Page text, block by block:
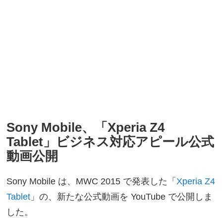
Sony Mobile、「Xperia Z4
Tablet」ビジネス対応アピール公式
動画公開
Sony Mobile は、MWC 2015 で発表した「Xperia Z4
Tablet 」の、新たな公式動画を YouTube で公開しま
した。